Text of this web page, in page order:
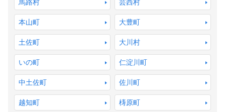
馬路村 芸西村
本山町 大豊町
土佐町 大川村
いの町 仁淀川町
中土佐町 佐川町
越知町 梼原町